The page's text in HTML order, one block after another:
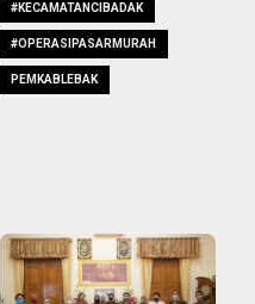
#KECAMATANCIBADAK
#OPERASIPASARMURAH
PEMKABLEBAK